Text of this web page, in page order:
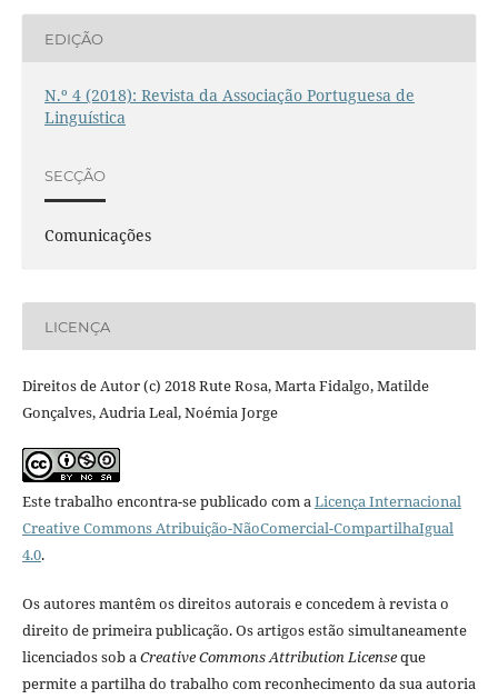
EDIÇÃO
N.º 4 (2018): Revista da Associação Portuguesa de
Linguística
SECÇÃO
Comunicações
LICENÇA
Direitos de Autor (c) 2018 Rute Rosa, Marta Fidalgo, Matilde
Gonçalves, Audria Leal, Noémia Jorge
Este trabalho encontra-se publicado com aLicença Internacional
Creative Commons Atribuição-NãoComercial-CompartilhaIgual
4.0.
Os autores mantêm os direitos autorais e concedem à revista o
direito de primeira publicação. Os artigos estão simultaneamente
licenciados sob aCreative Commons Attribution Licenseque
permite a partilha do trabalho com reconhecimento da sua autoria